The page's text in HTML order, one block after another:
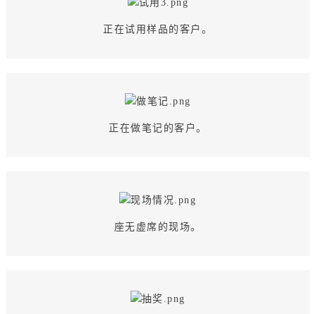
正在试用样品的客户。
正在做笔记的客户。
座无虚席的现场。